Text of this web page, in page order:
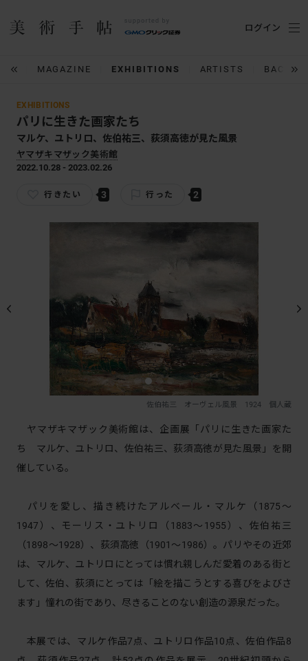
MAGAZINE EXHIBITIONS ARTISTS BACK
ログイン
EXHIBITIONS
パリに生きた画家たち
マルケ、ユトリロ、佐伯祐三、荻須高徳が見た風景
ヤマザキマザック美術館
2022.10.28 - 2023.02.26
行きたい 3 行った 2
佐伯祐三 オーヴェル風景 1924 個人蔵
ヤマザキマザック美術館は、企画展「パリに生きた画家た
ち マルケ、ユトリロ、佐伯祐三、荻須高徳が見た風景」を開
催している。
パリを愛し、描き続けたアルベール・マルケ（1875〜
1947）、モーリス・ユトリロ（1883〜1955）、佐伯祐三
（1898〜1928）、荻須高徳（1901〜1986）。パリやその近郊
は、マルケ、ユトリロにとっては慣れ親しんだ愛着のある街と
して、佐伯、荻須にとっては「絵を描こうとする喜びをよびさ
ます」憧れの街であり、尽きることのない創造の源泉だった。
本展では、マルケ作品7点、ユトリロ作品10点、佐伯作品8